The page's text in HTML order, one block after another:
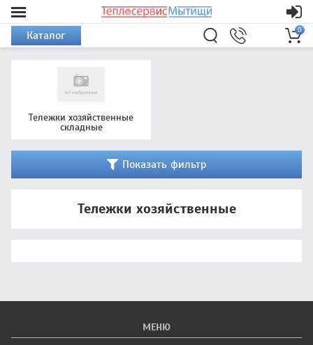
Каталог 0
Тележки хозяйственные
складные
Показать фильтр
Тележки хозяйственные
МЕНЮ